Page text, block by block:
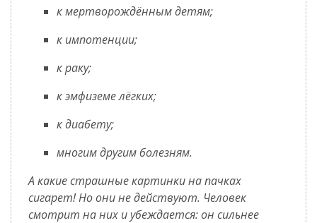
к мертворождённым детям;
к импотенции;
к раку;
к эмфиземе лёгких;
к диабету;
многим другим болезням.
А какие страшные картинки на пачках
сигарет! Но они не действуют. Человек
смотрит на них и убеждается: он сильнее